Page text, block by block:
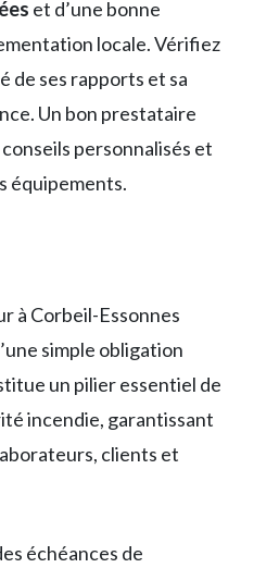
et d’une bonne
locale. Vérifiez
de ses rapports et sa
Un bon prestataire
personnalisés et
équipements.
à Corbeil-Essonnes
simple obligation
un pilier essentiel de
incendie, garantissant
clients et
échéances de